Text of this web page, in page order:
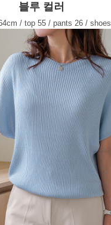
블루 컬러
/ top 55 / pants 26 /